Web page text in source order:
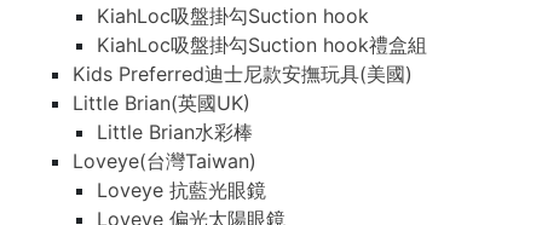
KiahLoc吸盤掛勾Suction hook
KiahLoc吸盤掛勾Suction hook禮盒組
Kids Preferred迪士尼款安撫玩具(美國)
Little Brian(英國UK)
Little Brian水彩棒
Loveye(台灣Taiwan)
Loveye 抗藍光眼鏡
Loveye 偏光太陽眼鏡